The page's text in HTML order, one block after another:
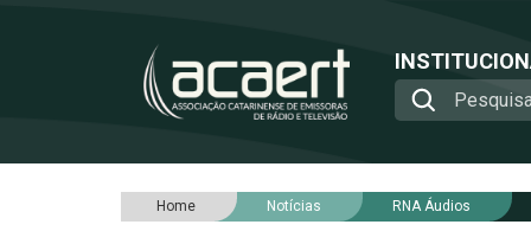
Home Notícias RNA Áudios